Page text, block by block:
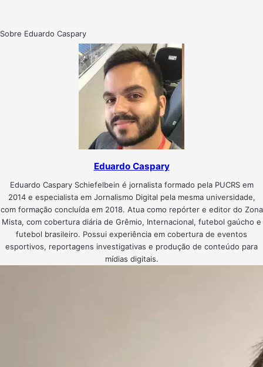
Sobre Eduardo Caspary
Eduardo Caspary
Eduardo Caspary Schiefelbein é jornalista formado pela PUCRS em
2014 e especialista em Jornalismo Digital pela mesma universidade,
com formação concluída em 2018. Atua como repórter e editor do Zona
Mista, com cobertura diária de Grêmio, Internacional, futebol gaúcho e
futebol brasileiro. Possui experiência em cobertura de eventos
esportivos, reportagens investigativas e produção de conteúdo para
mídias digitais.